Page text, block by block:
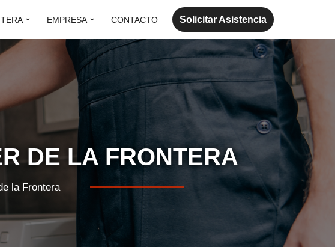
EMPRESA CONTACTO Solicitar Asistencia
DE LA FRONTERA
la Frontera